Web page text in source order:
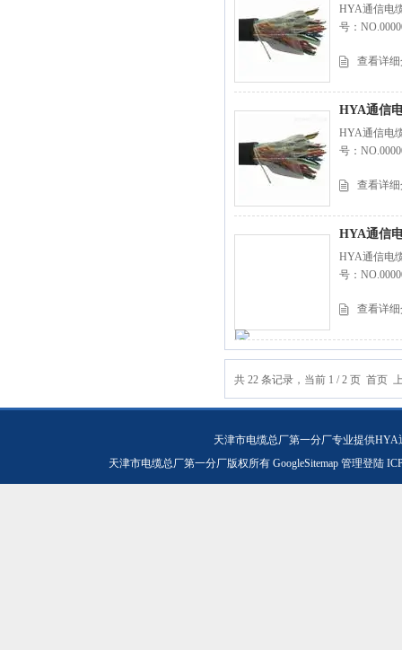
HYA通信电
号：
查看详
HYA通信
HYA通信电
号：
查看详
HYA通信
HYA通信电
号：
查看详
共 22 条记录，当前 1 / 2 页 首页
天津市电缆总厂第一分厂专业提供
天津市电缆总厂第一分厂版权所有 GoogleSitemap 管理登陆